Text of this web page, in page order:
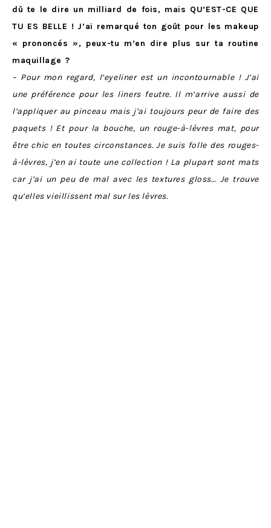
dû te le dire un milliard de fois, mais QU’EST-CE QUE
TU ES BELLE ! J’ai remarqué ton goût pour les makeup
« prononcés », peux-tu m’en dire plus sur ta routine
maquillage ?
– Pour mon regard, l’eyeliner est un incontournable ! J’ai
une préférence pour les liners feutre. Il m’arrive aussi de
l’appliquer au pinceau mais j’ai toujours peur de faire des
paquets ! Et pour la bouche, un rouge-à-lèvres mat, pour
être chic en toutes circonstances. Je suis folle des rouges-
à-lèvres, j’en ai toute une collection ! La plupart sont mats
car j’ai un peu de mal avec les textures gloss… Je trouve
qu’elles vieillissent mal sur les lèvres.